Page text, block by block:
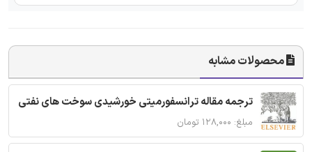
محصولات مشابه
ترجمه مقاله ترانسفورمیتی خورشیدی سوخت های نفتی
مبلغ: ۱۲۸,۰۰۰ تومان